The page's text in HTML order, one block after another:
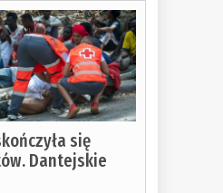
się
Dantejskie